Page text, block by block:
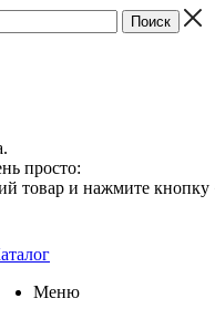
просто:
товар и нажмите кнопку
Меню